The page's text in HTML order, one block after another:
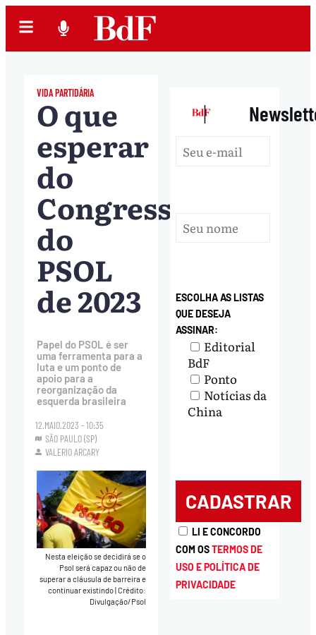
VIDA PARTIDÁRIA
O que
esperar
do
Congresso
do
PSOL
de 2023
Papel do PSOL é ser
uma ferramenta para a
luta e um ponto de
apoio para a
reorganização da
esquerda brasileira
12.MAIO.2023 - 10:35
SÃO PAULO (SP)
VALERIO ARCARY
Nesta eleição se decidirá se o
Psol será capaz ou não de
superar a cláusula de barreira e
continuar existindo|Crédito:
Divulgação/Psol
|
ESCOLHA AS LISTAS
QUE DESEJA
ASSINAR:
Editorial
BdF
Ponto
Notícias da
China
LI E CONCORDO
COM OSTERMOS DE
USO E POLÍTICA DE
PRIVACIDADE